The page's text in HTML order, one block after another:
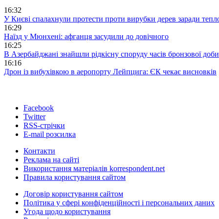
16:32
У Києві спалахнули протести проти вирубки дерев заради
16:29
Наїзд у Мюнхені: афганця засудили до довічного
16:25
В Азербайджані знайшли рідкісну споруду часів бронзової доби
16:16
Дрон із вибухівкою в аеропорту Лейпцига: ЄК чекає висновків
Facebook
Twitter
RSS-стрічки
E-mail розсилка
Контакти
Реклама на сайті
Використання матеріалів korrespondent.net
Правила користування сайтом
Договір користування сайтом
Політика у сфері конфіденційності і персональних даних
Угода щодо користування